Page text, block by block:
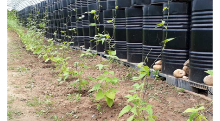
arrivée
de
nouveaux
légumes